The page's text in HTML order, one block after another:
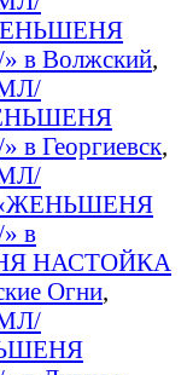
Волжский,
Георгиевск,
в
НАСТОЙКА
Огни,